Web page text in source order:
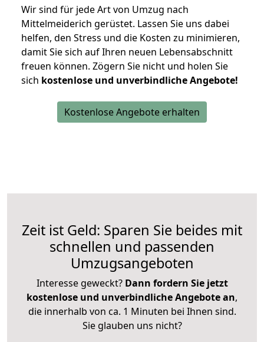
Wir sind für jede Art von Umzug nach
Mittelmeiderich gerüstet. Lassen Sie uns dabei
helfen, den Stress und die Kosten zu minimieren,
damit Sie sich auf Ihren neuen Lebensabschnitt
freuen können. Zögern Sie nicht und holen Sie
sich kostenlose und unverbindliche Angebote!
Kostenlose Angebote erhalten
Zeit ist Geld: Sparen Sie beides mit
schnellen und passenden
Umzugsangeboten
Interesse geweckt? Dann fordern Sie jetzt
kostenlose und unverbindliche Angebote an,
die innerhalb von ca. 1 Minuten bei Ihnen sind.
Sie glauben uns nicht?